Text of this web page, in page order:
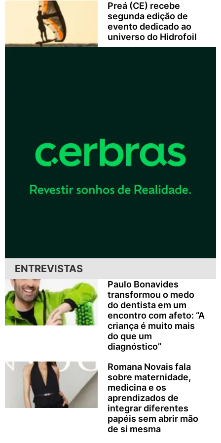
Preá (CE) recebe
segunda edição de
evento dedicado ao
universo do Hidrofoil
ENTREVISTAS
Paulo Bonavides
transformou o medo
do dentista em um
encontro com afeto: “A
criança é muito mais
do que um
diagnóstico”
Romana Novais fala
sobre maternidade,
medicina e os
aprendizados de
integrar diferentes
papéis sem abrir mão
de si mesma